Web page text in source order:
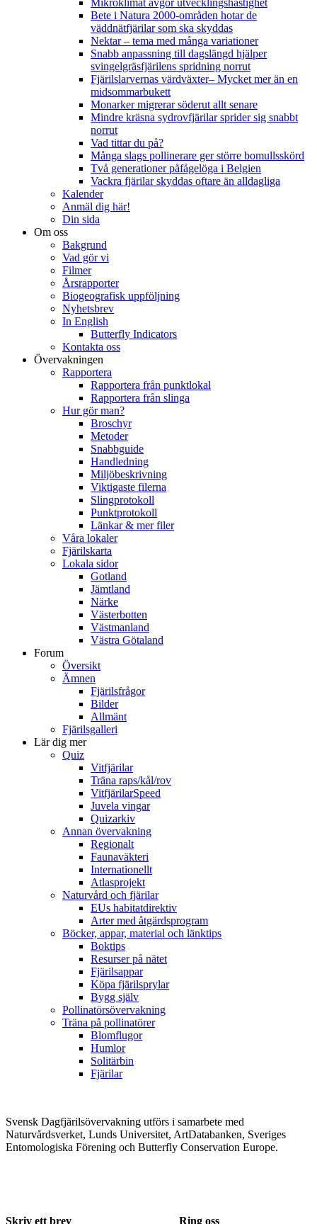
Bete i Natura 2000-områden hotar de
väddnätfjärilar som ska skyddas
Nektar – tema med många variationer
Snabb anpassning till dagslängd hjälper
svingelgräsfjärilens spridning norrut
Fjärilslarvernas värdväxter– Mycket mer än en
midsommarbukett
Monarker migrerar söderut allt senare
Mindre kräsna sydrovfjärilar sprider sig snabbt
norrut
Vad tittar du på?
Många slags pollinerare ger större bomullsskörd
Två generationer påfågelöga i Belgien
Vackra fjärilar skyddas oftare än alldagliga
Kalender
Anmäl dig här!
Din sida
Om oss
Bakgrund
Vad gör vi
Filmer
Årsrapporter
Biogeografisk uppföljning
Nyhetsbrev
In English
Butterfly Indicators
Kontakta oss
Övervakningen
Rapportera
Rapportera från punktlokal
Rapportera från slinga
Hur gör man?
Broschyr
Metoder
Snabbguide
Handledning
Miljöbeskrivning
Viktigaste filerna
Slingprotokoll
Punktprotokoll
Länkar & mer filer
Våra lokaler
Fjärilskarta
Lokala sidor
Gotland
Jämtland
Närke
Västerbotten
Västmanland
Västra Götaland
Forum
Översikt
Ämnen
Fjärilsfrågor
Bilder
Allmänt
Fjärilsgalleri
Lär dig mer
Quiz
Vitfjärilar
Träna raps/kål/rov
VitfjärilarSpeed
Juvela vingar
Quizarkiv
Annan övervakning
Regionalt
Faunaväkteri
Internationellt
Atlasprojekt
Naturvård och fjärilar
EUs habitatdirektiv
Arter med åtgärdsprogram
Böcker, appar, material och länktips
Boktips
Resurser på nätet
Fjärilsappar
Köpa fjärilsprylar
Bygg själv
Pollinatörsövervakning
Träna på pollinatörer
Blomflugor
Humlor
Solitärbin
Fjärilar
Svensk Dagfjärilsövervakning utförs i samarbete med
Naturvårdsverket, Lunds Universitet, ArtDatabanken, Sveriges
Entomologiska Förening och Butterfly Conservation Europe.
Skriv ett brev Ring oss